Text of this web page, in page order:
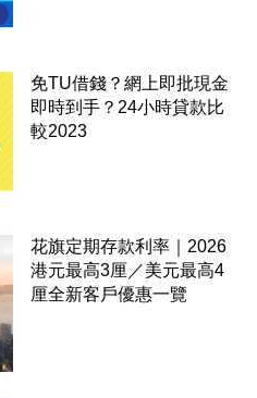
免TU借錢？網上即批現金
即時到手？24小時貸款比
較2023
花旗定期存款利率｜2026
港元最高3厘／美元最高4
厘全新客戶優惠一覽